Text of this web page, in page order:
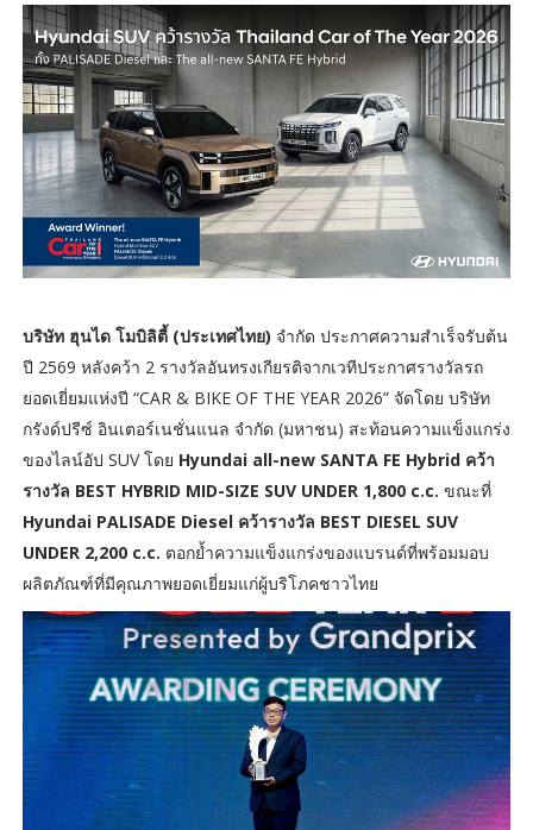
บริษัท ฮุนได โมบิลิตี้ (ประเทศไทย) จำกัด ประกาศความสำเร็จรับต้น
ปี 2569 หลังคว้า 2 รางวัลอันทรงเกียรติจากเวทีประกาศรางวัลรถ
ยอดเยี่ยมแห่งปี “CAR & BIKE OF THE YEAR 2026” จัดโดย บริษัท
กรังด์ปรีซ์ อินเตอร์เนชั่นแนล จำกัด (มหาชน) สะท้อนความแข็งแกร่ง
ของไลน์อัป SUV โดย Hyundai all-new SANTA FE Hybrid คว้า
รางวัล BEST HYBRID MID-SIZE SUV UNDER 1,800 c.c. ขณะที่
Hyundai PALISADE Diesel คว้ารางวัล BEST DIESEL SUV
UNDER 2,200 c.c. ตอกย้ำความแข็งแกร่งของแบรนด์ที่พร้อมมอบ
ผลิตภัณฑ์ที่มีคุณภาพยอดเยี่ยมแก่ผู้บริโภคชาวไทย